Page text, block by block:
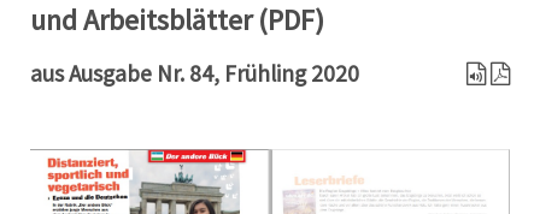
und Arbeitsblätter (PDF)
aus Ausgabe Nr. 84, Frühling 2020